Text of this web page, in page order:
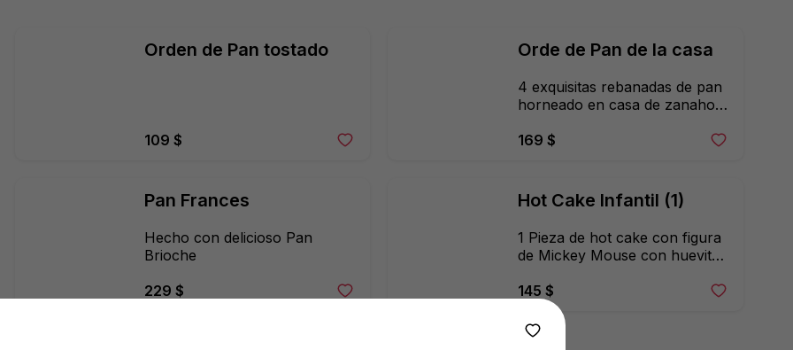
Orden de Pan tostado
109 $
Orde de Pan de la casa
4 exquisitas rebanadas de pan
horneado en casa de zanahoria
169 $
Pan Frances
Hecho con delicioso Pan
Brioche
229 $
Hot Cake Infantil (1)
1 Pieza de hot cake con figura
de Mickey Mouse con huevito
145 $